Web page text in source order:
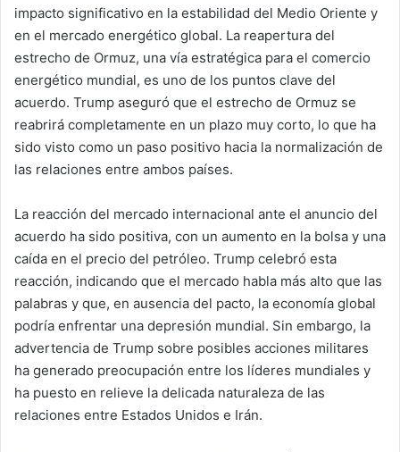
impacto significativo en la estabilidad del Medio Oriente y
en el mercado energético global. La reapertura del
estrecho de Ormuz, una vía estratégica para el comercio
energético mundial, es uno de los puntos clave del
acuerdo. Trump aseguró que el estrecho de Ormuz se
reabrirá completamente en un plazo muy corto, lo que ha
sido visto como un paso positivo hacia la normalización de
las relaciones entre ambos países.
La reacción del mercado internacional ante el anuncio del
acuerdo ha sido positiva, con un aumento en la bolsa y una
caída en el precio del petróleo. Trump celebró esta
reacción, indicando que el mercado habla más alto que las
palabras y que, en ausencia del pacto, la economía global
podría enfrentar una depresión mundial. Sin embargo, la
advertencia de Trump sobre posibles acciones militares
ha generado preocupación entre los líderes mundiales y
ha puesto en relieve la delicada naturaleza de las
relaciones entre Estados Unidos e Irán.